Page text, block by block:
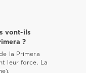
vont-ils
?
la Primera
leur force. La